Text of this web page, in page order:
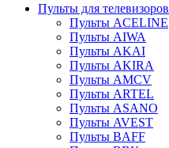
Пульты для телевизоров
Пульты ACELINE
Пульты AIWA
Пульты AKAI
Пульты AKIRA
Пульты AMCV
Пульты ARTEL
Пульты ASANO
Пульты AVEST
Пульты BAFF